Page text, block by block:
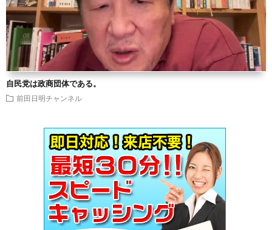
自民党は政商団体である。
前田日明チャンネル